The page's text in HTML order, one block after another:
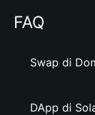
FAQ
Swap di
DApp di